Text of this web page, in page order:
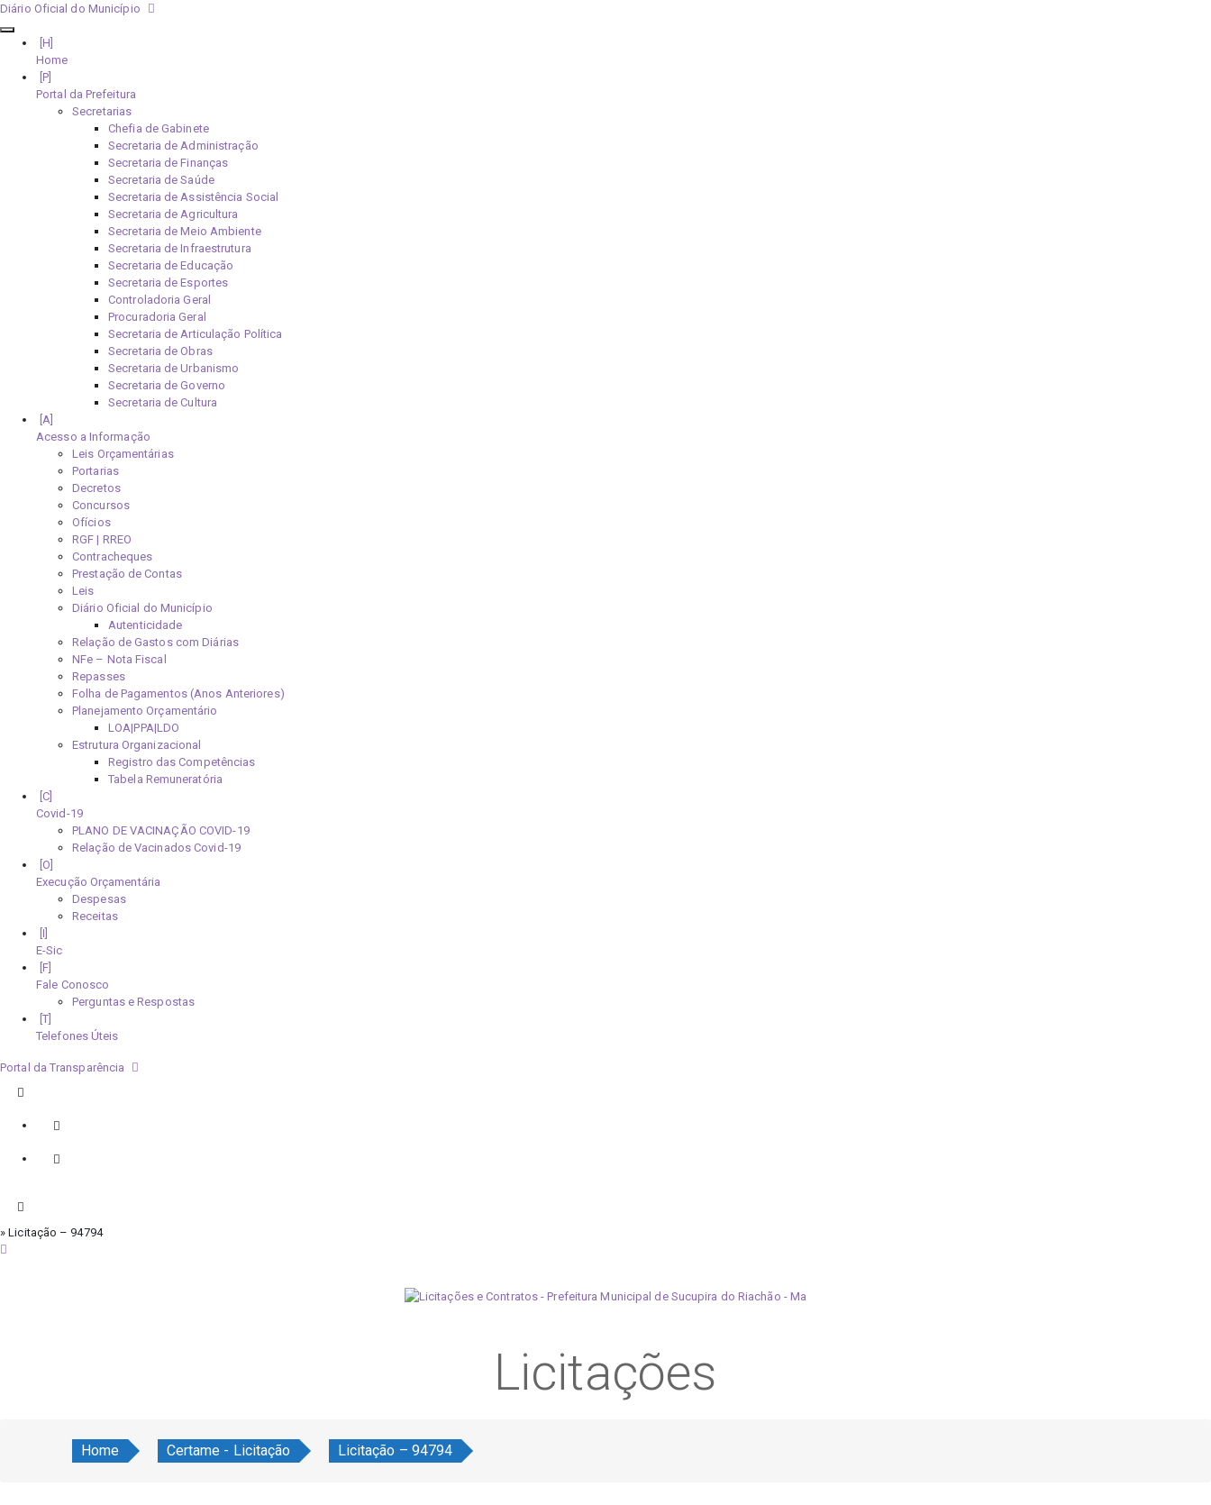
Diário Oficial do Município
Home
Portal da Prefeitura
Secretarias
Chefia de Gabinete
Secretaria de Administração
Secretaria de Finanças
Secretaria de Saúde
Secretaria de Assistência Social
Secretaria de Agricultura
Secretaria de Meio Ambiente
Secretaria de Infraestrutura
Secretaria de Educação
Secretaria de Esportes
Controladoria Geral
Procuradoria Geral
Secretaria de Articulação Política
Secretaria de Obras
Secretaria de Urbanismo
Secretaria de Governo
Secretaria de Cultura
Acesso a Informação
Leis Orçamentárias
Portarias
Decretos
Concursos
Ofícios
RGF | RREO
Contracheques
Prestação de Contas
Leis
Diário Oficial do Município
Autenticidade
Relação de Gastos com Diárias
NFe – Nota Fiscal
Repasses
Folha de Pagamentos (Anos Anteriores)
Planejamento Orçamentário
LOA|PPA|LDO
Estrutura Organizacional
Registro das Competências
Tabela Remuneratória
Covid-19
PLANO DE VACINAÇÃO COVID-19
Relação de Vacinados Covid-19
Execução Orçamentária
Despesas
Receitas
E-Sic
Fale Conosco
Perguntas e Respostas
Telefones Úteis
Portal da Transparência
» Licitação – 94794
Licitações
Home Certame - Licitação Licitação – 94794